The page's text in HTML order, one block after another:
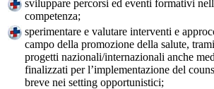
sviluppare percorsi ed eventi formativi
competenza;
sperimentare e valutare interventi e
campo della promozione della salute,
progetti nazionali/internazionali anche
finalizzati per l’implementazione del
breve nei setting opportunistici;